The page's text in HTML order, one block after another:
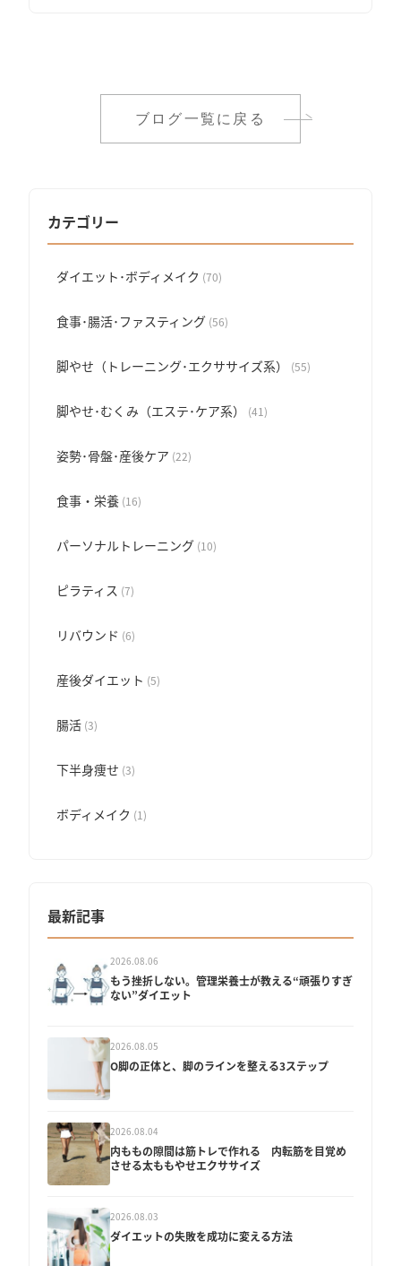
ブログ一覧に戻る
カテゴリー
ダイエット･ボディメイク (70)
食事･腸活･ファスティング (56)
脚やせ（トレーニング･エクササイズ系） (55)
脚やせ･むくみ（エステ･ケア系） (41)
姿勢･骨盤･産後ケア (22)
食事・栄養 (16)
パーソナルトレーニング (10)
ピラティス (7)
リバウンド (6)
産後ダイエット (5)
腸活 (3)
下半身痩せ (3)
ボディメイク (1)
最新記事
2026.08.06
もう挫折しない。管理栄養士が教える“頑張りすぎ
ない”ダイエット
2026.08.05
O脚の正体と、脚のラインを整える3ステップ
2026.08.04
内ももの隙間は筋トレで作れる 内転筋を目覚め
させる太ももやせエクササイズ
2026.08.03
ダイエットの失敗を成功に変える方法